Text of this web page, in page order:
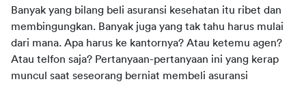
Banyak yang bilang beli asuransi kesehatan itu ribet dan
membingungkan. Banyak juga yang tak tahu harus mulai
dari mana. Apa harus ke kantornya? Atau ketemu agen?
Atau telfon saja? Pertanyaan-pertanyaan ini yang kerap
muncul saat seseorang berniat membeli asuransi